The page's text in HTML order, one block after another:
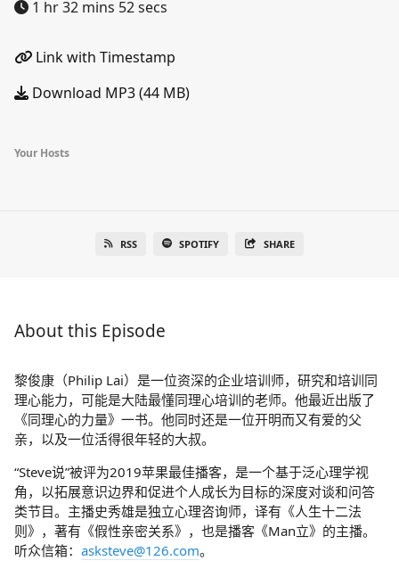
1 hr 32 mins 52 secs
Link with Timestamp
Download MP3 (44 MB)
Your Hosts
RSS SPOTIFY SHARE
About this Episode
黎俊康（Philip Lai）是一位资深的企业培训师，研究和培训同
理心能力，可能是大陆最懂同理心培训的老师。他最近出版了
《同理心的力量》一书。他同时还是一位开明而又有爱的父
亲，以及一位活得很年轻的大叔。
“Steve说”被评为2019苹果最佳播客，是一个基于泛心理学视
角，以拓展意识边界和促进个人成长为目标的深度对谈和问答
类节目。主播史秀雄是独立心理咨询师，译有《人生十二法
则》，著有《假性亲密关系》，也是播客《Man立》的主播。
听众信箱： asksteve@126.com。